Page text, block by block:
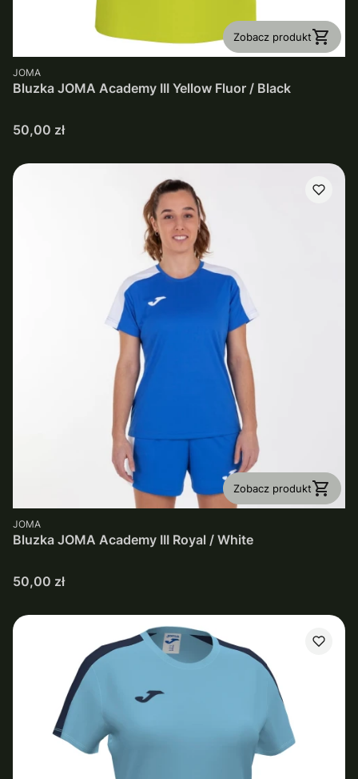
Zobacz produkt
PRODUCENT
JOMA
Bluzka JOMA Academy III Yellow Fluor / Black
Cena
50,00 zł
Zobacz produkt
PRODUCENT
JOMA
Bluzka JOMA Academy III Royal / White
Cena
50,00 zł